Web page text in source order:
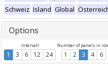
Schweiz Island Global
Options
Intervall
1 3 6 12 24
Number of panels in
1 2 3 4 6